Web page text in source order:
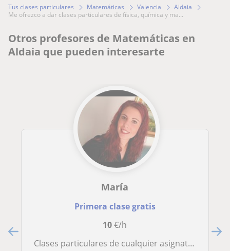
Tus clases particulares Matemáticas Valencia
Aldaia
me ofrezco a dar clases particulares de física, química y ma...
Otros profesores de Matemáticas en
Aldaia que pueden interesarte
María
Primera clase gratis
10€/h
Clases particulares de cualquier asignatura de la ESO